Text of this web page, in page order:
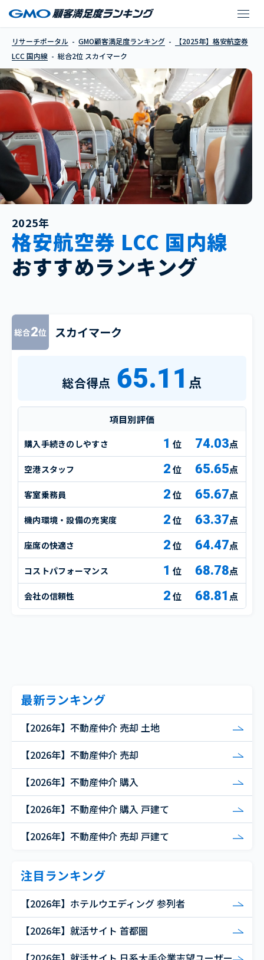
リサーチポータル GMO顧客満足度ランキング
【2025年】格安航空券
LCC 国内線
総合2位 スカイマーク
2025年
格安航空券 LCC 国内線
おすすめランキング
総合2位 スカイマーク
総合得点 65.11 点
項目別評価
購入手続きのしやすさ 1 74.03点
空港スタッフ 2 65.65点
客室乗務員 2 65.67点
機内環境・設備の充実度 2 63.37点
座席の快適さ 2 64.47点
コストパフォーマンス 1 68.78点
会社の信頼性 2 68.81 点
最新ランキング
【2026年】不動産仲介 売却 土地
【2026年】不動産仲介 売却
【2026年】不動産仲介 購入
【2026年】不動産仲介 購入 戸建て
【2026年】不動産仲介 売却 戸建て
注目ランキング
【2026年】ホテルウエディング 参列者
【2026年】就活サイト 首都圏